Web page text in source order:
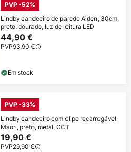
PVP -52%
Lindby candeeiro de parede Aiden, 30cm,
preto, dourado, luz de leitura LED
44,90 €
PVP93,90 €
Em stock
PVP -33%
Lindby candeeiro com clipe recarregável
Maori, preto, metal, CCT
19,90 €
PVP29,90 €